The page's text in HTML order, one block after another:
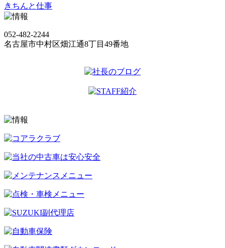
きちんと仕事
052-482-2244
名古屋市中村区畑江通8丁目49番地